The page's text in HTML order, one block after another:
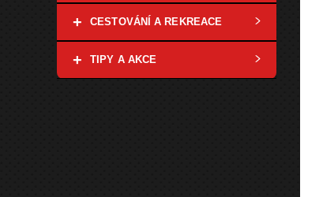
+ CESTOVÁNÍ A REKREACE
+ TIPY A AKCE